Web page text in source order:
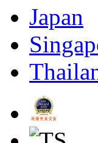
Japan